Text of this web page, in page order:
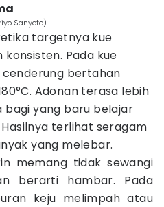
Sanyoto)
targetnya kue
Pada kue
bertahan
Adonan terasa lebih
yang baru belajar
terlihat seragam
yang melebar.
memang tidak sewangi
berarti hambar. Pada
keju melimpah atau